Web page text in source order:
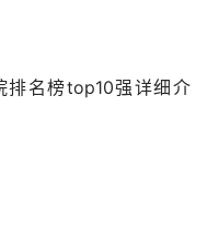
名榜top10强详细介